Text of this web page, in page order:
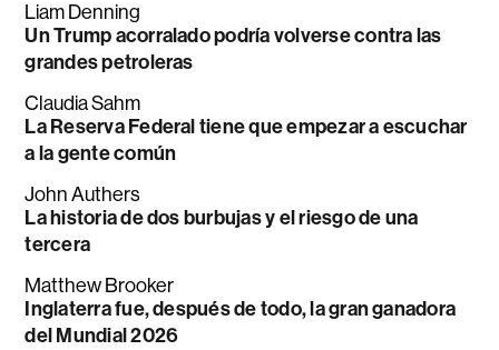
Liam Denning
Un Trump acorralado podría volverse contra las
grandes petroleras
Claudia Sahm
La Reserva Federal tiene que empezar a escuchar
a la gente común
John Authers
La historia de dos burbujas y el riesgo de una
tercera
Matthew Brooker
Inglaterra fue, después de todo, la gran ganadora
del Mundial 2026